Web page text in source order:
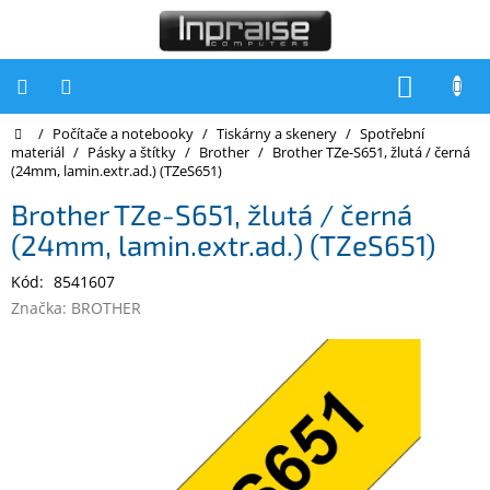
Počítače
Počítače
Notebooky
Tiskárny
Domů
/ Počítače a notebooky / Tiskárny a skenery / Spotřební
materiál / Pásky a štítky / Brother / Brother TZe-S651, žlutá / černá
(24mm, lamin.extr.ad.) (TZeS651)
Brother TZe-S651, žlutá / černá
(24mm, lamin.extr.ad.) (TZeS651)
Kód: 8541607
Značka: BROTHER